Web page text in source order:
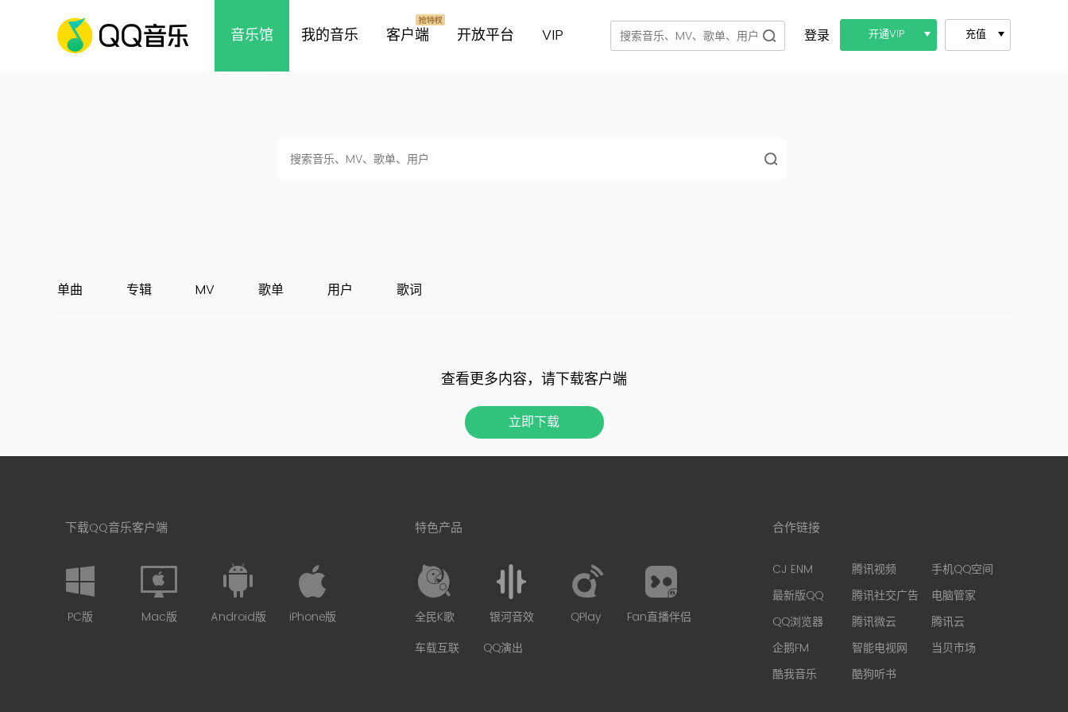
音乐馆 我的音乐 客户端 开放平台 VIP 登录 开通VIP 充值
单曲 专辑 MV 歌单 用户 歌词
查看更多内容，请下载客户端
立即下载
下载QQ音乐客户端
PC版 Mac版 Android版 iPhone版
特色产品
全民K歌 银河音效 QPlay
Fan直播伴侣
车载互联
QQ演出
合作链接
CJ ENM 腾讯视频
手机QQ空间
最新版QQ
腾讯社交广告
电脑管家
QQ浏览器
腾讯微云
腾讯云
企鹅FM
智能电视网
当贝市场
酷我音乐
酷狗听书